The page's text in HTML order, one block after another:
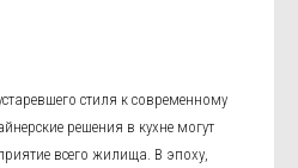
стиля к современному
решения в кухне могут
всего жилища. В эпоху,